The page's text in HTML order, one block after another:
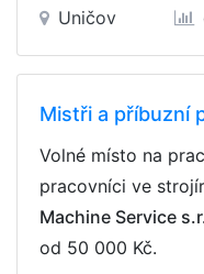
Uničov
Mistři a příbuzní
Volné místo na
pracovníci ve
Machine Service
od 50 000 Kč.